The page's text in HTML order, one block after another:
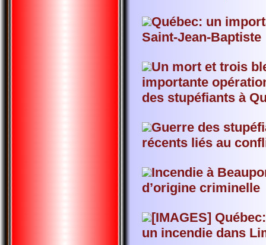
Québec: un
Saint-Jean-Baptiste
Un mort et trois
importante
des stupéfiants à
Guerre des
récents liés au
Incendie à
d’origine criminelle
[IMAGES]
un incendie dans